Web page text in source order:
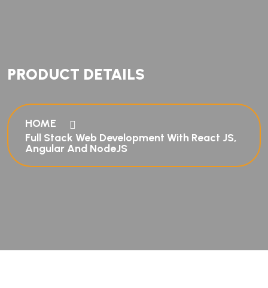
PRODUCT DETAILS
HOME
Full Stack Web Development With React JS,
Angular And NodeJS